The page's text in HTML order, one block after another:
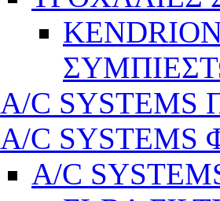
A/C SYSTEMS
A/C
A/C